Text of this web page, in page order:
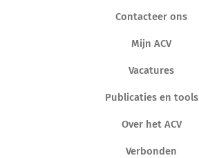
Contacteer ons
Mijn ACV
Vacatures
Publicaties en tools
Over het ACV
Verbonden